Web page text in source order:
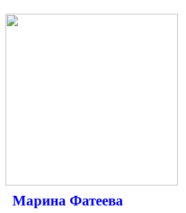
Марина Фатеева